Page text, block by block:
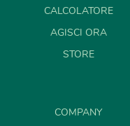
CALCOLATORE
AGISCI ORA
STORE
COMPANY